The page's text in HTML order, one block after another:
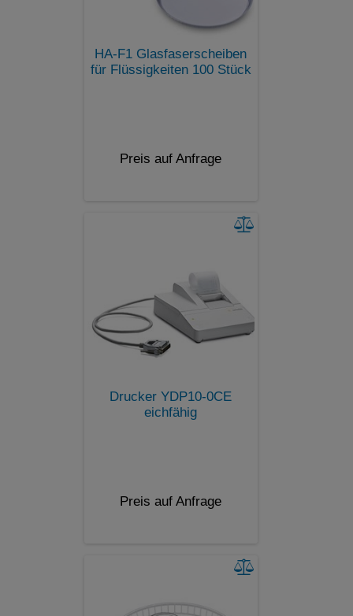
HA-F1 Glasfaserscheiben
für Flüssigkeiten 100 Stück
Preis auf Anfrage
Drucker YDP10-0CE
eichfähig
Preis auf Anfrage